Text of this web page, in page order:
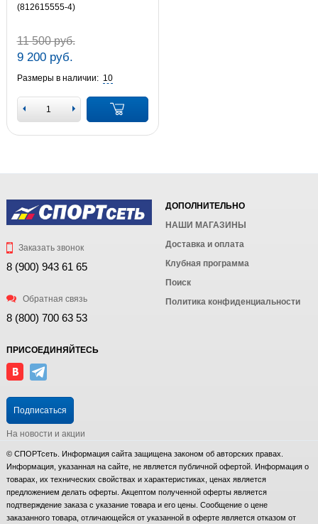
(812615555-4)
11 500 руб.
9 200 руб.
Размеры в наличии: 10
Заказать звонок
8 (900) 943 61 65
Обратная связь
8 (800) 700 63 53
ДОПОЛНИТЕЛЬНО
НАШИ МАГАЗИНЫ
Доставка и оплата
Клубная программа
Поиск
Политика конфиденциальности
ПРИСОЕДИНЯЙТЕСЬ
Подписаться
На новости и акции
© СПОРТсеть. Информация сайта защищена законом об авторских правах.
Информация, указанная на сайте, не является публичной офертой. Информация о
товарах, их технических свойствах и характеристиках, ценах является
предложением делать оферты. Акцептом полученной оферты является
подтверждение заказа с указание товара и его цены. Сообщение о цене
заказанного товара, отличающейся от указанной в оферте является отказом от